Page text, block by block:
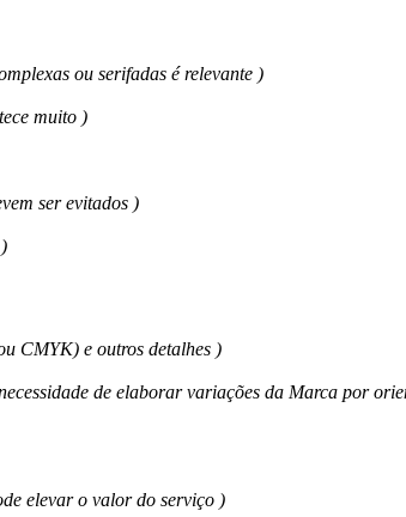
ou serifadas é relevante )
muito )
ser evitados )
CMYK) e outros detalhes )
de elaborar variações da Marca por
elevar o valor do serviço )